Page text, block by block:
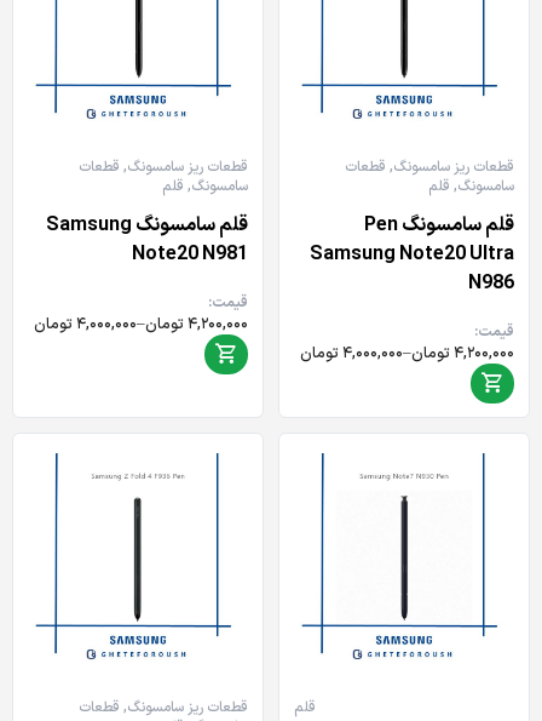
قطعات ریز سامسونگ, قطعات
سامسونگ, قلم
قلم سامسونگ Pen
Samsung Note20 Ultra
N986
قیمت:
۴,۲۰۰,۰۰۰ تومان–۴,۰۰۰,۰۰۰ تومان
Price
range:
through
۴,۲۰۰,۰۰۰ تومان
قطعات ریز سامسونگ, قطعات
سامسونگ, قلم
قلم سامسونگ Samsung
Note20 N981
قیمت:
۴,۲۰۰,۰۰۰ تومان–۴,۰۰۰,۰۰۰ تومان
Price
range:
۴,۲۰۰,۰۰۰ تومان
قلم قطعات ریز سامسونگ, قطعات